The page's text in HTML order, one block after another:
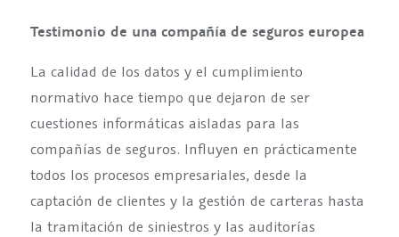
Testimonio de una compañía de seguros europea
La calidad de los datos y el cumplimiento
normativo hace tiempo que dejaron de ser
cuestiones informáticas aisladas para las
compañías de seguros. Influyen en prácticamente
todos los procesos empresariales, desde la
captación de clientes y la gestión de carteras hasta
la tramitación de siniestros y las auditorías